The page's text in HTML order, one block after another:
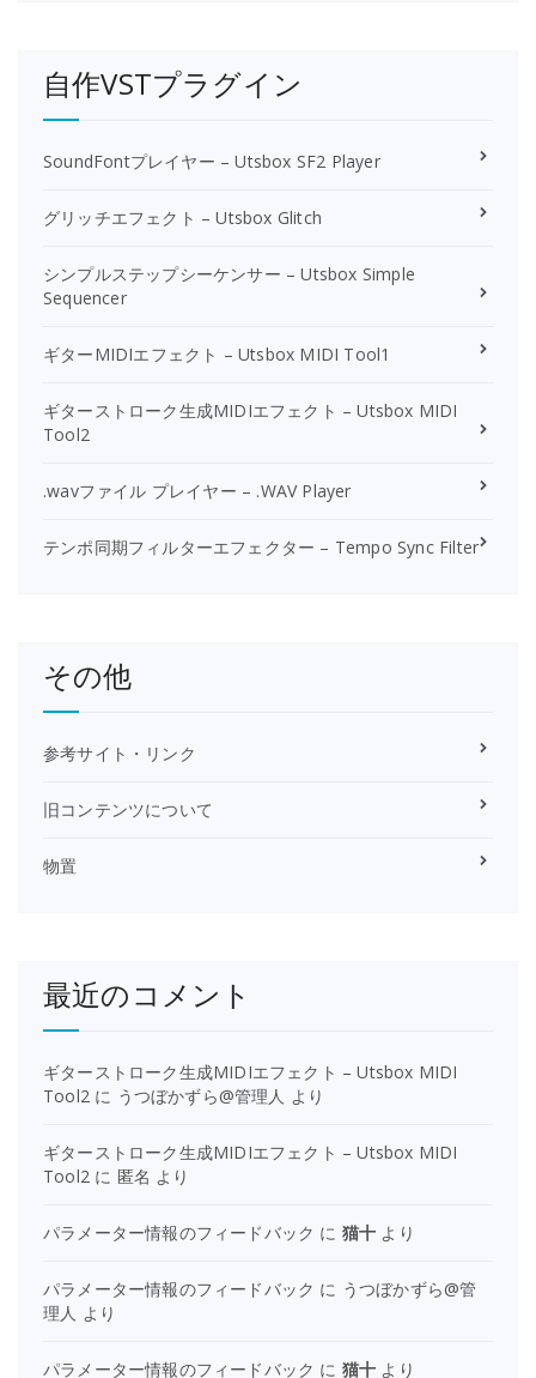
自作VSTプラグイン
SoundFontプレイヤー – Utsbox SF2 Player
グリッチエフェクト – Utsbox Glitch
シンプルステップシーケンサー – Utsbox Simple
Sequencer
ギターMIDIエフェクト – Utsbox MIDI Tool1
ギターストローク生成MIDIエフェクト – Utsbox MIDI
Tool2
.wavファイル プレイヤー – .WAV Player
テンポ同期フィルターエフェクター – Tempo Sync Filter
その他
参考サイト・リンク
旧コンテンツについて
物置
最近のコメント
ギターストローク生成MIDIエフェクト – Utsbox MIDI
Tool2 に うつぼかずら@管理人 より
ギターストローク生成MIDIエフェクト – Utsbox MIDI
Tool2 に 匿名 より
パラメーター情報のフィードバック に 猫十 より
パラメーター情報のフィードバック に うつぼかずら@管
理人 より
パラメーター情報のフィードバック に 猫十 より